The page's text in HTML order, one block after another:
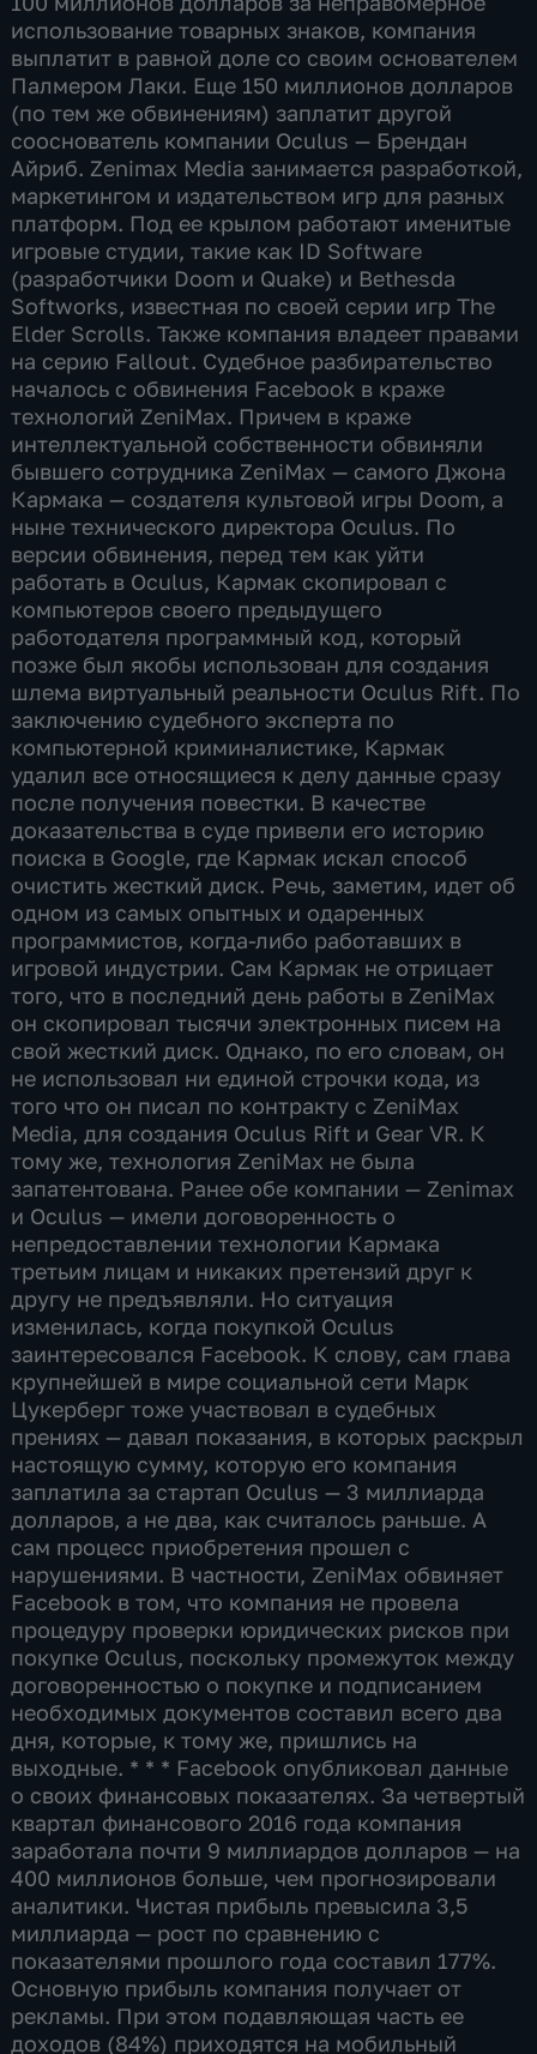
использование товарных знаков, компания
выплатит в равной доле со своим основателем
Палмером Лаки. Еще 150 миллионов долларов
(по тем же обвинениям) заплатит другой
сооснователь компании Oculus — Брендан
Айриб. Zenimax Media занимается разработкой,
маркетингом и издательством игр для разных
платформ. Под ее крылом работают именитые
игровые студии, такие как ID Software
(разработчики Doom и Quake) и Bethesda
Softworks, известная по своей серии игр The
Elder Scrolls. Также компания владеет правами
на серию Fallout. Судебное разбирательство
началось с обвинения Facebook в краже
технологий ZeniMax. Причем в краже
интеллектуальной собственности обвиняли
бывшего сотрудника ZeniMax — самого Джона
Кармака — создателя культовой игры Doom, а
ныне технического директора Oculus. По
версии обвинения, перед тем как уйти
работать в Oculus, Кармак скопировал с
компьютеров своего предыдущего
работодателя программный код, который
позже был якобы использован для создания
шлема виртуальный реальности Oculus Rift. По
заключению судебного эксперта по
компьютерной криминалистике, Кармак
удалил все относящиеся к делу данные сразу
после получения повестки. В качестве
доказательства в суде привели его историю
поиска в Google, где Кармак искал способ
очистить жесткий диск. Речь, заметим, идет об
одном из самых опытных и одаренных
программистов, когда-либо работавших в
игровой индустрии. Сам Кармак не отрицает
того, что в последний день работы в ZeniMax
он скопировал тысячи электронных писем на
свой жесткий диск. Однако, по его словам, он
не использовал ни единой строчки кода, из
того что он писал по контракту с ZeniMax
Media, для создания Oculus Rift и Gear VR. К
тому же, технология ZeniMax не была
запатентована. Ранее обе компании — Zenimax
и Oculus — имели договоренность о
непредоставлении технологии Кармака
третьим лицам и никаких претензий друг к
другу не предъявляли. Но ситуация
изменилась, когда покупкой Oculus
заинтересовался Facebook. К слову, сам глава
крупнейшей в мире социальной сети Марк
Цукерберг тоже участвовал в судебных
прениях — давал показания, в которых раскрыл
настоящую сумму, которую его компания
заплатила за стартап Oculus — 3 миллиарда
долларов, а не два, как считалось раньше. А
сам процесс приобретения прошел с
нарушениями. В частности, ZeniMax обвиняет
Facebook в том, что компания не провела
процедуру проверки юридических рисков при
покупке Oculus, поскольку промежуток между
договоренностью о покупке и подписанием
необходимых документов составил всего два
дня, которые, к тому же, пришлись на
выходные. * * * Facebook опубликовал данные
о своих финансовых показателях. За четвертый
квартал финансового 2016 года компания
заработала почти 9 миллиардов долларов — на
400 миллионов больше, чем прогнозировали
аналитики. Чистая прибыль превысила 3,5
миллиарда — рост по сравнению с
показателями прошлого года составил 177%.
Основную прибыль компания получает от
рекламы. При этом подавляющая часть ее
доходов (84%) приходятся на мобильный